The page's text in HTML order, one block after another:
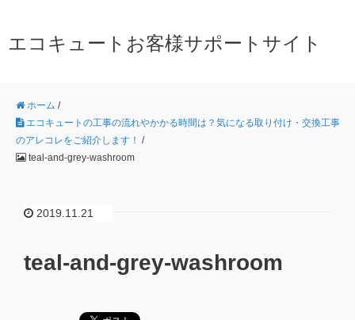
エコキュートお客様サポートサイト
ホーム /
エコキュートの工事の流れやかかる時間は？気になる取り付け・交換工事
のアレコレをご紹介します！ /
teal-and-grey-washroom
2019.11.21
teal-and-grey-washroom